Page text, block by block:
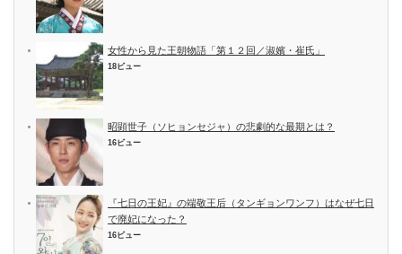
女性から見た王朝物語「第１２回／淑嬪・崔氏」
18ビュー
昭顕世子（ソヒョンセジャ）の悲劇的な最期とは？
16ビュー
『七日の王妃』の端敬王后（タンギョンワンフ）はなぜ七日
で廃妃になった？
16ビュー